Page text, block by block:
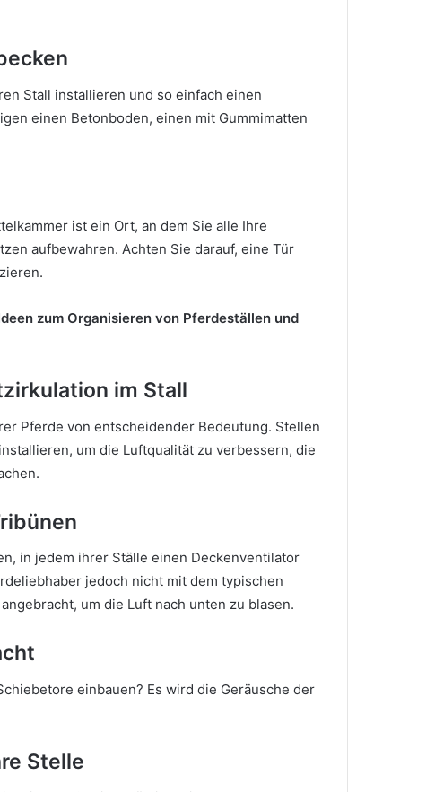
Stall installieren und so einfach einen
einen Betonboden, einen mit Gummimatten
ist ein Ort, an dem Sie alle Ihre
aufbewahren. Achten Sie darauf, eine Tür
zum Organisieren von Pferdeställen und
im Stall
Pferde von entscheidender Bedeutung. Stellen
um die Luftqualität zu verbessern, die
in jedem ihrer Ställe einen Deckenventilator
jedoch nicht mit dem typischen
um die Luft nach unten zu blasen.
einbauen? Es wird die Geräusche der
Stelle